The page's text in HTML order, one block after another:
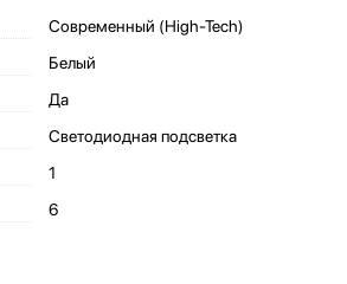
Современный (High-Tech)
Белый
Да
Светодиодная подсветка
1
6